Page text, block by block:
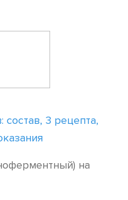
состав, 3 рецепта,
на